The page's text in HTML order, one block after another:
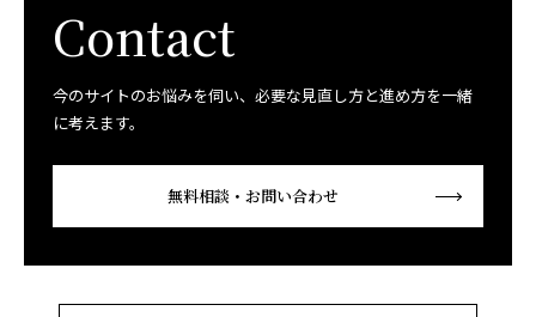
Contact
今のサイトのお悩みを伺い、必要な見直し方と進め方を一緒
に考えます。
無料相談・お問い合わせ